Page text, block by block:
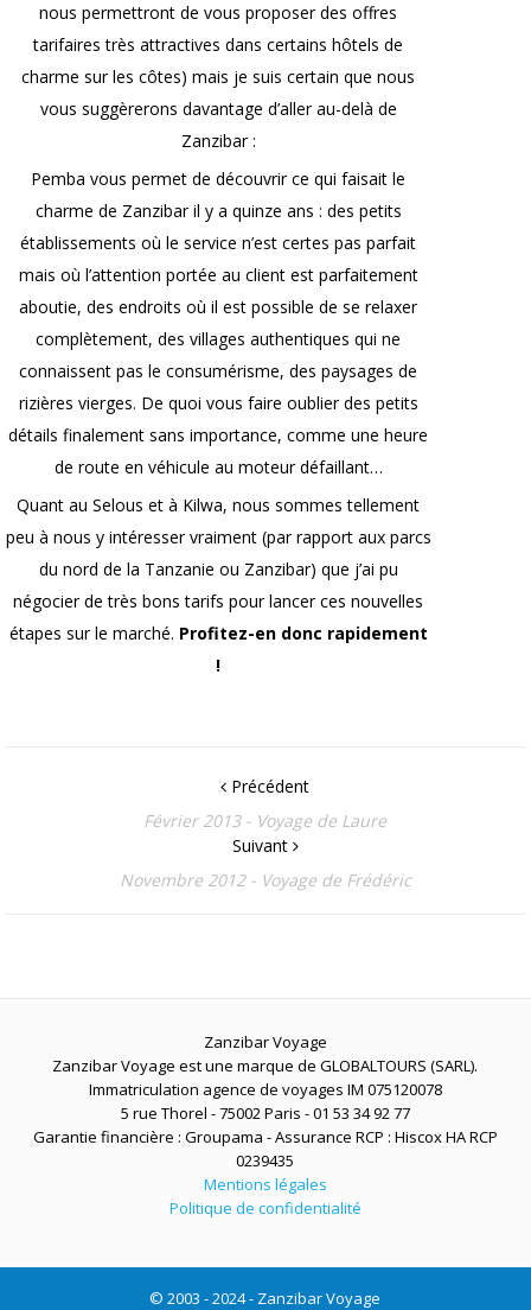
nous permettront de vous proposer des offres
tarifaires très attractives dans certains hôtels de
charme sur les côtes) mais je suis certain que nous
vous suggèrerons davantage d’aller au-delà de
Zanzibar :
Pemba vous permet de découvrir ce qui faisait le
charme de Zanzibar il y a quinze ans : des petits
établissements où le service n’est certes pas parfait
mais où l’attention portée au client est parfaitement
aboutie, des endroits où il est possible de se relaxer
complètement, des villages authentiques qui ne
connaissent pas le consumérisme, des paysages de
rizières vierges. De quoi vous faire oublier des petits
détails finalement sans importance, comme une heure
de route en véhicule au moteur défaillant…
Quant au Selous et à Kilwa, nous sommes tellement
peu à nous y intéresser vraiment (par rapport aux parcs
du nord de la Tanzanie ou Zanzibar) que j’ai pu
négocier de très bons tarifs pour lancer ces nouvelles
étapes sur le marché. Profitez-en donc rapidement
!
Précédent
Février 2013 - Voyage de Laure
Suivant
Novembre 2012 - Voyage de Frédéric
Zanzibar Voyage
Zanzibar Voyage est une marque de GLOBALTOURS (SARL).
Immatriculation agence de voyages IM 075120078
5 rue Thorel - 75002 Paris - 01 53 34 92 77
Garantie financière : Groupama - Assurance RCP : Hiscox HA RCP
0239435
Mentions légales
Politique de confidentialité
© 2003 - 2024 - Zanzibar Voyage